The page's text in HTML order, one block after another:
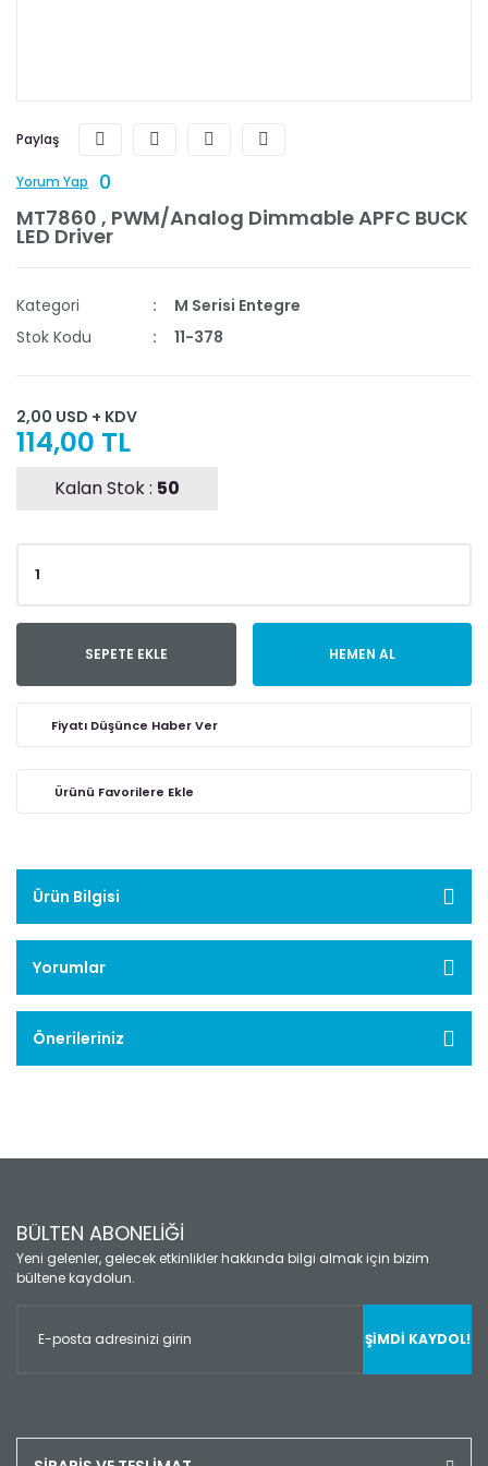
Paylaş
Yorum Yap
0
MT7860 , PWM/Analog Dimmable APFC BUCK
LED Driver
Kategori
M Serisi Entegre
Stok Kodu
11-378
2,00 USD + KDV
114,00 TL
Kalan Stok : 50
SEPETE EKLE HEMEN AL
Fiyatı Düşünce Haber Ver
Ürün Bilgisi
Yorumlar
Önerileriniz
BÜLTEN ABONELİĞİ
Yeni gelenler, gelecek etkinlikler hakkında bilgi almak için bizim
bültene kaydolun.
ŞİMDİ KAYDOL!